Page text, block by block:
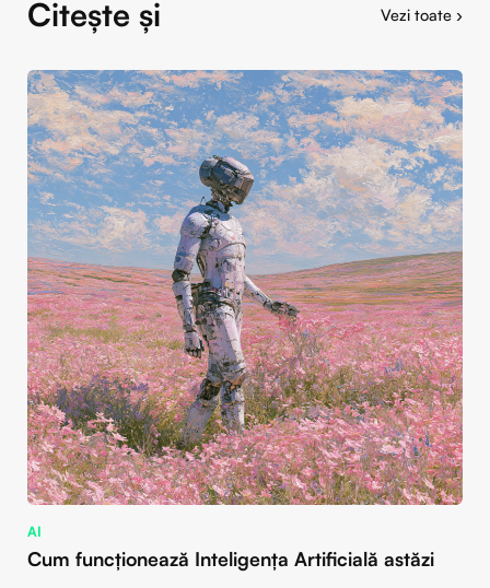
Citește și Vezi toate ›
AI
Cum funcționează Inteligența Artificială astăzi